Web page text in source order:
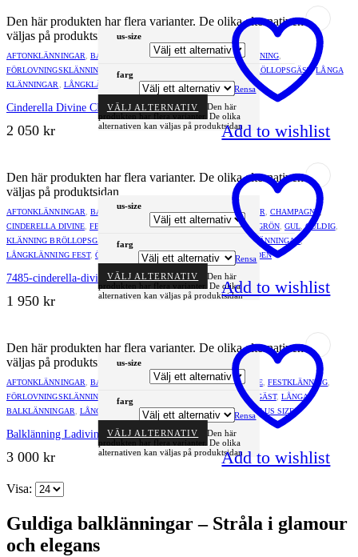
Add to wishlist
Den här produkten har flera varianter. De olika alternativen kan
väljas på produktsidanus-size
farg
Rensa
VÄLJ ALTERNATIV
Den här
produkten har flera varianter. De olika
alternativen kan väljas på produktsidan
AFTONKLÄNNINGAR BALKLÄNNINGAR,CHAMPAGNE,FESTKLÄNNING,
FÖRLOVNINGSKLÄNNING
GLITTRIG KLÄNNING BRÖLLOPSGÄST ,LÅNGA
KLÄNNINGAR
LÅNGKLÄNNING FEST
Cinderella Divine CH198
2 050 kr
Add to wishlist
Den här produkten har flera varianter. De olika alternativen kan
väljas på produktsidan
us-size
farg
Rensa
VÄLJ ALTERNATIV
Den här
produkten har flera varianter. De olika
alternativen kan väljas på produktsidan
AFTONKLÄNNINGAR BALKLÄNNINGAR,BRUDTÄRNEKLÄNNINGAR CHAMPAGNE ,
CINDERELLA DIVINE, FESTKLÄNNING,FÖRLOVNINGSKLÄNNING GRÖN,GUL ,GULDIG,
KLÄNNING BRÖLLOPSGÄST
LÅNGA BALKLÄNNINGAR LÅNGA KLÄNNINGAR,
LÅNGKLÄNNING FEST, ÖPPEN RYGG ,PLUS SIZE,ROSA , SATIN SIDEN
7485-cinderella-divine
1 950 kr
Add to wishlist
Den här produkten har flera varianter. De olika alternativen kan
väljas på produktsidanus-size
farg
Rensa
VÄLJ ALTERNATIV
Den här
produkten har flera varianter. De olika
alternativen kan väljas på produktsidan
AFTONKLÄNNINGAR BALKLÄNNINGAR,BLÅ,CINDERELLA DIVINE, FESTKLÄNNING
FÖRLOVNINGSKLÄNNING
GRÖN KLÄNNING BRÖLLOPSGÄST, LÅNGA
BALKLÄNNINGAR
LÅNGA KLÄNNINGAR,LÅNGKLÄNNING FEST,PLUS SIZE
Balklänning Ladivine CD409
3 000 kr
Visa:
Guldiga balklänningar – Stråla i glamour
och elegans